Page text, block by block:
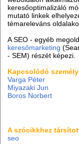
keresőoptimalizáló
mutató linkek
témareleváns
A SEO - egyéb
keresőmarketing
- SEM) részét képezi.
Kapcsolódó
Varga Péter
Miyazaki Jun
Boros Norbert
A szócikkhez
seo